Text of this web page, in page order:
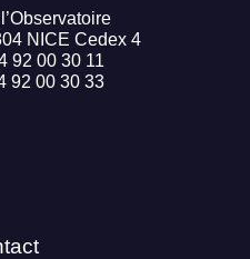
NICE Cedex 4
92 00 30 11
92 00 30 33